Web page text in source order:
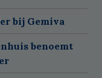
bij Gemiva
benoemt